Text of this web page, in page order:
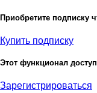
Приобретите подписку
Купить подписку
Этот функционал
Зарегистрироваться